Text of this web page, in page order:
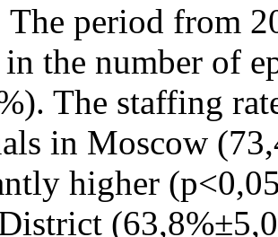
The period from
in the number of
The staffing
in Moscow
higher